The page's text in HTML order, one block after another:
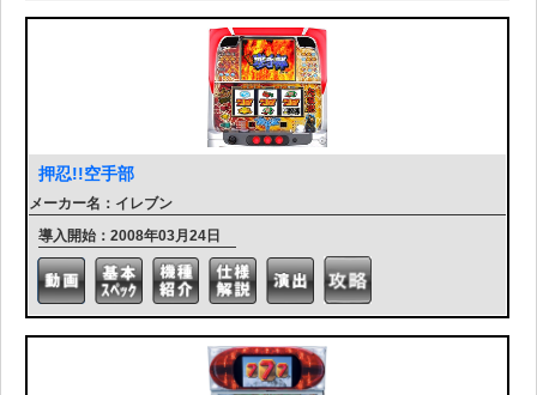
押忍!!空手部
メーカー名：イレブン
導入開始：2008年03月24日